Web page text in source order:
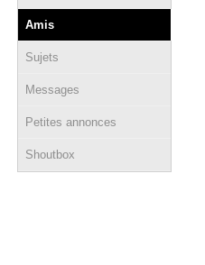
Amis
Sujets
Messages
Petites annonces
Shoutbox